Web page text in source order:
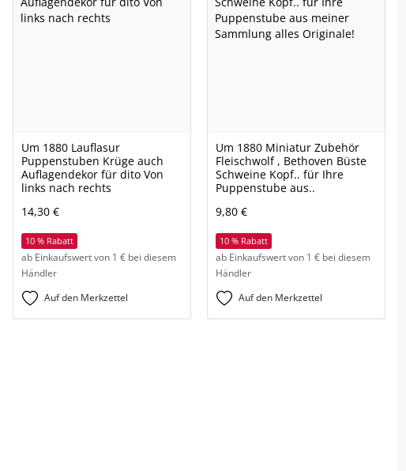
Um 1880 Lauflasur
Puppenstuben Krüge auch
Auflagendekor für dito Von
links nach rechts
14,30 €
10 % Rabatt
ab Einkaufswert von 1 € bei diesem
Händler
Auf den Merkzettel
Um 1880 Miniatur Zubehör
Fleischwolf , Bethoven Büste
Schweine Kopf.. für Ihre
Puppenstube aus..
9,80 €
10 % Rabatt
ab Einkaufswert von 1 € bei diesem
Händler
Auf den Merkzettel